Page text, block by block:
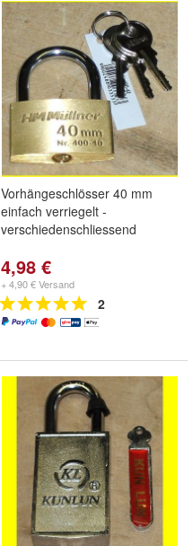
Vorhängeschlösser 40 mm
einfach verriegelt -
verschiedenschliessend
4,98 €
+ 4,90 € Versand
2